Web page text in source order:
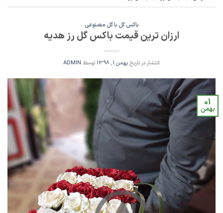
باکس گل با گل مصنوعی
ارزان ترین قیمت باکس گل رز هدیه
انتشار در تاریخبهمن 1, 1398 توسط ADMIN
01
بهمن